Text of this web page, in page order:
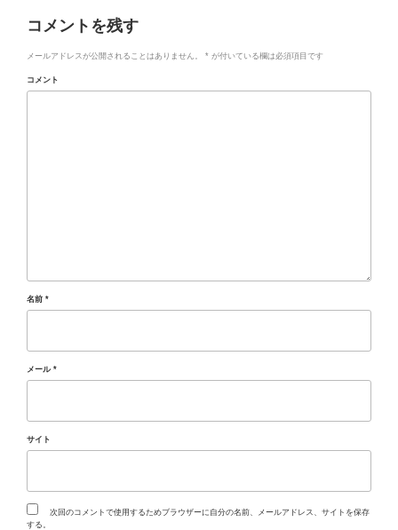
コメントを残す
メールアドレスが公開されることはありません。 * が付いている欄は必須項目です
コメント
名前 *
メール *
サイト
次回のコメントで使用するためブラウザーに自分の名前、メールアドレス、サイトを保存
する。